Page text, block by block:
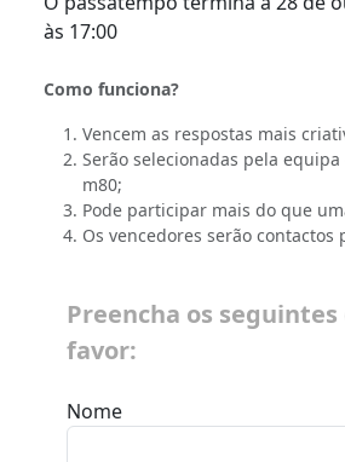
às 17:00
Como funciona?
Vencem as respostas mais
Serão selecionadas pela
m80;
Pode participar mais do que
Os vencedores serão contactos
Preencha os
favor:
Nome